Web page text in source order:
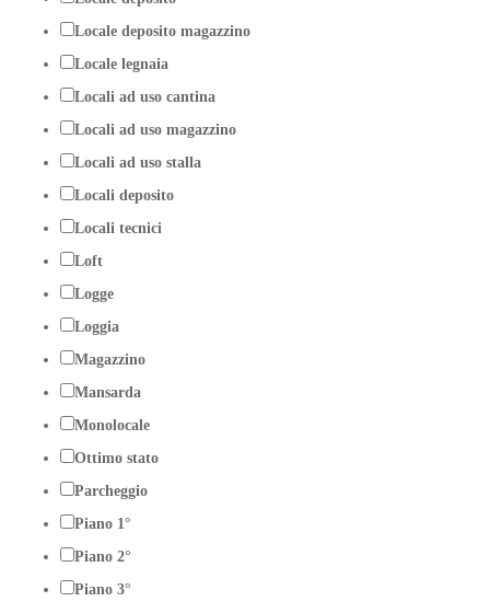
Locale deposito magazzino
Locale legnaia
Locali ad uso cantina
Locali ad uso magazzino
Locali ad uso stalla
Locali deposito
Locali tecnici
Loft
Logge
Loggia
Magazzino
Mansarda
Monolocale
Ottimo stato
Parcheggio
Piano 1°
Piano 2°
Piano 3°